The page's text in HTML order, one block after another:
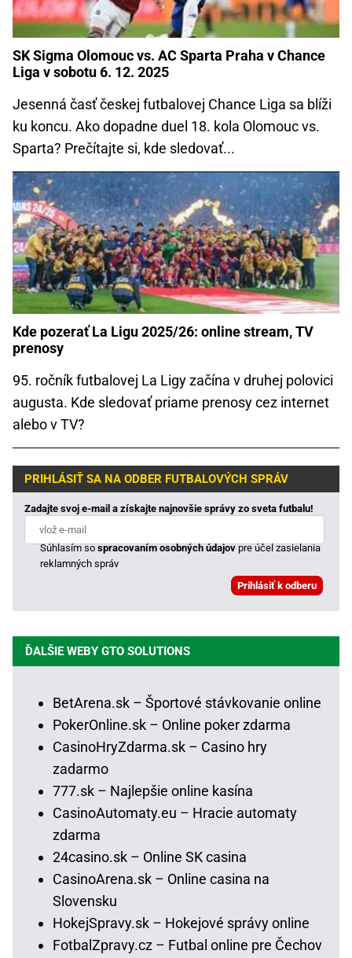
SK Sigma Olomouc vs. AC Sparta Praha v Chance
Liga v sobotu 6. 12. 2025
Jesenná časť českej futbalovej Chance Liga sa blíži
ku koncu. Ako dopadne duel 18. kola Olomouc vs.
Sparta? Prečítajte si, kde sledovať...
Kde pozerať La Ligu 2025/26: online stream, TV
prenosy
95. ročník futbalovej La Ligy začína v druhej polovici
augusta. Kde sledovať priame prenosy cez internet
alebo v TV?
PRIHLÁSIŤ SA NA ODBER FUTBALOVÝCH SPRÁV
Zadajte svoj e-mail a získajte najnovšie správy zo sveta futbalu!
Súhlasím sospracovaním osobných údajovpre účel zasielania
reklamných správ
ĎALŠIE WEBY GTO SOLUTIONS
BetArena.sk – Športové stávkovanie online
PokerOnline.sk – Online poker zdarma
CasinoHryZdarma.sk – Casino hry
zadarmo
777.sk – Najlepšie online kasína
CasinoAutomaty.eu – Hracie automaty
zdarma
24casino.sk – Online SK casina
CasinoArena.sk – Online casina na
Slovensku
HokejSpravy.sk – Hokejové správy online
FotbalZpravy.cz – Futbal online pre Čechov